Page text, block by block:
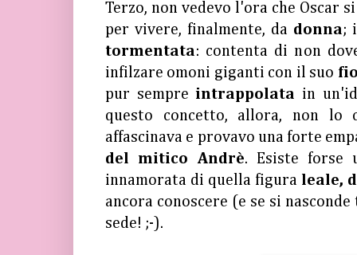
Terzo, non vedevo l'ora che Oscar si
per vivere, finalmente, da donna;
tormentata: contenta di non
infilzare omoni giganti con il suo
pur sempreintrappolata in
questo concetto, allora, non lo
affascinava e provavo una forte
del mitico Andrè. Esiste forse
innamorata di quella figura leale,
ancora conoscere (e se si
sede! ;-).